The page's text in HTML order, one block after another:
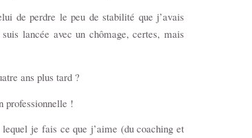
de perdre le peu de stabilité que j’avais
lancée avec un chômage, certes, mais
ans plus tard ?
professionnelle !
lequel je fais ce que j’aime (du coaching et